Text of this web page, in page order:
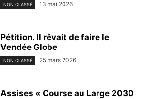
NON CLASSÉ 13 mai 2026
Pétition. Il rêvait de faire le
Vendée Globe
NON CLASSÉ 25 mars 2026
Assises « Course au Large 2030